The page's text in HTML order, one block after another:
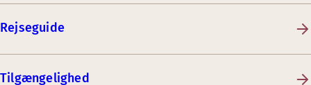
Rejseguide
Tilgængelighed